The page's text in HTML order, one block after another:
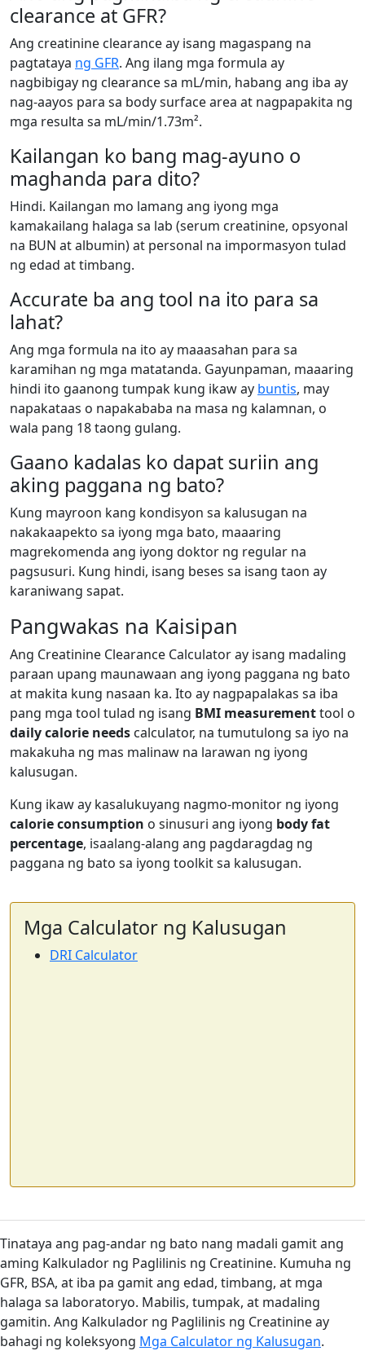
clearance at GFR?
Ang creatinine clearance ay isang magaspang na
pagtataya ng GFR. Ang ilang mga formula ay
nagbibigay ng clearance sa mL/min, habang ang iba ay
nag-aayos para sa body surface area at nagpapakita ng
mga resulta sa mL/min/1.73m².
Kailangan ko bang mag-ayuno o
maghanda para dito?
Hindi. Kailangan mo lamang ang iyong mga
kamakailang halaga sa lab (serum creatinine, opsyonal
na BUN at albumin) at personal na impormasyon tulad
ng edad at timbang.
Accurate ba ang tool na ito para sa
lahat?
Ang mga formula na ito ay maaasahan para sa
karamihan ng mga matatanda. Gayunpaman, maaaring
hindi ito gaanong tumpak kung ikaw ay buntis, may
napakataas o napakababa na masa ng kalamnan, o
wala pang 18 taong gulang.
Gaano kadalas ko dapat suriin ang
aking paggana ng bato?
Kung mayroon kang kondisyon sa kalusugan na
nakakaapekto sa iyong mga bato, maaaring
magrekomenda ang iyong doktor ng regular na
pagsusuri. Kung hindi, isang beses sa isang taon ay
karaniwang sapat.
Pangwakas na Kaisipan
Ang Creatinine Clearance Calculator ay isang madaling
paraan upang maunawaan ang iyong paggana ng bato
at makita kung nasaan ka. Ito ay nagpapalakas sa iba
pang mga tool tulad ng isang BMI measurementtool o
daily calorie needs calculator, na tumutulong sa iyo na
makakuha ng mas malinaw na larawan ng iyong
kalusugan.
Kung ikaw ay kasalukuyang nagmo-monitor ng iyong
calorie consumption o sinusuri ang iyong body fat
percentage, isaalang-alang ang pagdaragdag ng
paggana ng bato sa iyong toolkit sa kalusugan.
Mga Calculator ng Kalusugan
DRI Calculator
Tinataya ang pag-andar ng bato nang madali gamit ang
aming Kalkulador ng Paglilinis ng Creatinine. Kumuha ng
GFR, BSA, at iba pa gamit ang edad, timbang, at mga
halaga sa laboratoryo. Mabilis, tumpak, at madaling
gamitin. Ang Kalkulador ng Paglilinis ng Creatinine ay
bahagi ng koleksyong Mga Calculator ng Kalusugan.